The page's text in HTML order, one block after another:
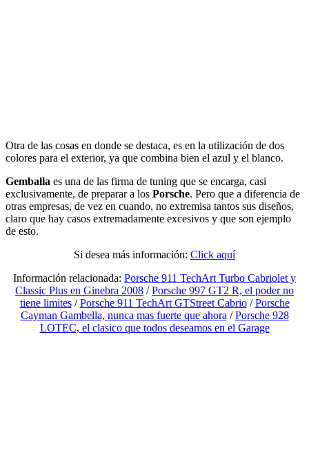
Otra de las cosas en donde se destaca, es en la utilización de dos
colores para el exterior, ya que combina bien el azul y el blanco.
Gemballa es una de las firma de tuning que se encarga, casi
exclusivamente, de preparar a los Porsche. Pero que a diferencia de
otras empresas, de vez en cuando, no extremisa tantos sus diseños,
claro que hay casos extremadamente excesivos y que son ejemplo
de esto.
Si desea más información: Click aquí
Información relacionada: Porsche 911 TechArt Turbo Cabriolet y
Classic Plus en Ginebra 2008 /Porsche 997 GT2 R, el poder no
tiene limites/Porsche 911 TechArt GTStreet Cabrio/Porsche
Cayman Gambella, nunca mas fuerte que ahora /Porsche 928
LOTEC, el clasico que todos deseamos en el Garage